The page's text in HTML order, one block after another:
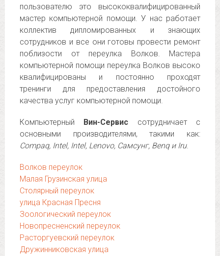
пользователю это высококвалифицированный
мастер компьютерной помощи. У нас работает
коллектив дипломированных и знающих
сотрудников и все они готовы провести ремонт
поблизости от переулка Волков. Мастера
компьютерной помощи переулка Волков высоко
квалифицированы и постоянно проходят
тренинги для предоставления достойного
качества услуг компьютерной помощи.
Компьютерный Вин-Сервис сотрудничает с
основными производителями, такими как:
Compaq, Intel, Intel, Lenovo, Самсунг, Benq и Iru.
Волков переулок
Малая Грузинская улица
Столярный переулок
улица Красная Пресня
Зоологический переулок
Новопресненский переулок
Расторгуевский переулок
Дружинниковская улица